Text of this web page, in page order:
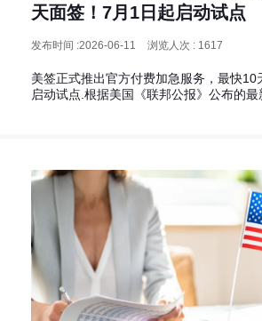
天面签！7月1日起启动试点
发布时间 :2026-06-11 浏览人次 : 1617
美签正式推出官方付费加急服务，最快10
启动试点.根据美国《联邦公报》公布的最